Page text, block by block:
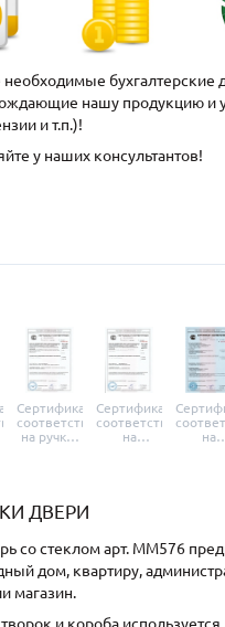
бухгалтерские
нашу продукцию и
и т.п.)!
у наших консультантов!
Сертификат
соответствия
на ручки-
Сертификат
соответствия
на
на
ДВЕРИ
со стеклом арт. ММ576
дом, квартиру,
магазин.